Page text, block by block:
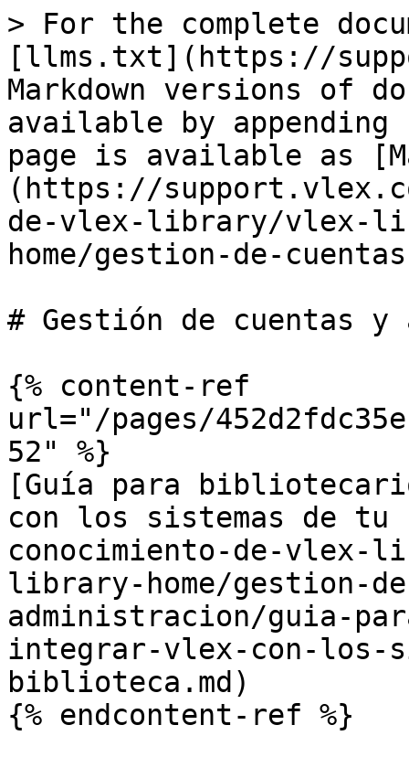
> For the complete
[llms.txt](https://
Markdown versions of
available by
page is available as
(https://
de-vlex-library/vlex-
home/gestion-de-
# Gestión de cuentas y
{% content-ref
url="/pages/
52" %}
[Guía para
con los sistemas de
conocimiento-de-
library-home/gestion-
administracion/guia-
integrar-vlex-con-los-
biblioteca.md)
{% endcontent-ref %}